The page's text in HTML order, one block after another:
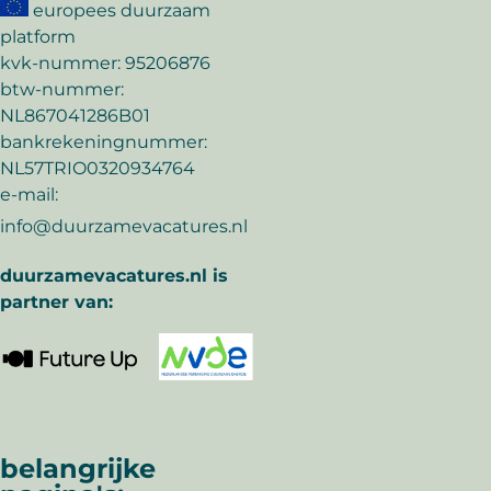
europees duurzaam
platform
kvk-nummer: 95206876
btw-nummer:
NL867041286B01
bankrekeningnummer:
NL57TRIO0320934764
e-mail:
info@duurzamevacatures.nl
duurzamevacatures.nl is
partner van:
belangrijke